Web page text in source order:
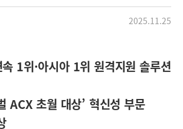
2025.11.25
1위·아시아 1위 원격지원 솔루션
ACX 초월 대상’ 혁신성 부문